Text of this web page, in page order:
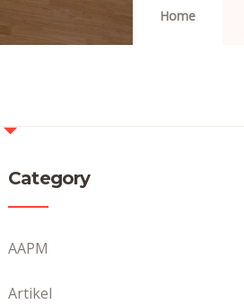
Home
Category
AAPM
Artikel